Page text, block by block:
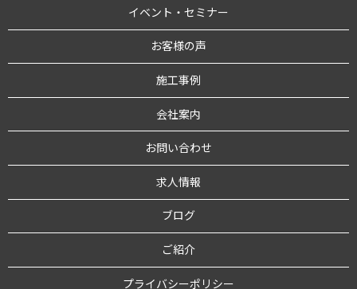
イベント・セミナー
お客様の声
施工事例
会社案内
お問い合わせ
求人情報
ブログ
ご紹介
プライバシーポリシー